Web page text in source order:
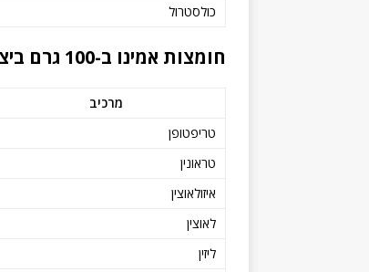
כולסטרול
חומצות אמינו ב-100 גרם ביצה לא מבושלת
מרכיב
טריפטופן
טראונין
איזולאוצין
לאוצין
ליזין